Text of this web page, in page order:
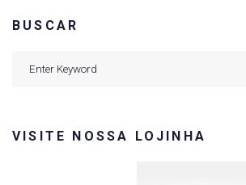
BUSCAR
VISITE NOSSA LOJINHA